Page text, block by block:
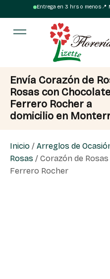
Entrega en 3 hrs o menos·📍
Envía Corazón de
Rosas con
Ferrero Rocher a
domicilio en
Inicio / Arreglos de
Rosas / Corazón de
Ferrero Rocher